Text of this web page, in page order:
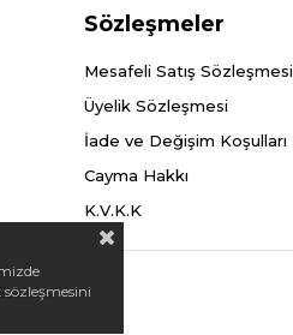
Sözleşmeler
Mesafeli Satış Sözleşmesi
Üyelik Sözleşmesi
İade ve Değişim Koşulları
Cayma Hakkı
K.V.K.K